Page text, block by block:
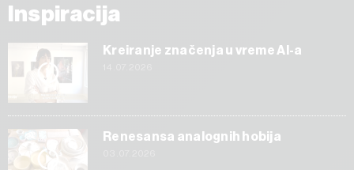
Inspiracija
Kreiranje značenja u vreme AI-a
Renesansa analognih hobija